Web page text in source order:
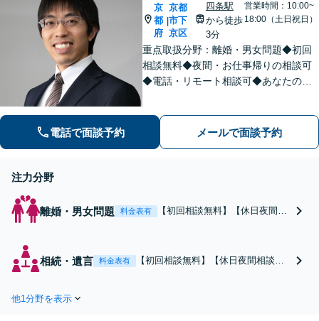
京
都
府
|
京都
市下
京区
四条駅
から徒歩
3分
営業時間：10:00~
18:00（土日祝日）
重点取扱分野：離婚・男女問題◆初回
相談無料◆夜間・お仕事帰りの相談可
◆電話・リモート相談可◆あなたの話
りやすく丁寧にご説明します。充実し
た人生を送るために、納得した解決策
電話で面談予約 メールで面談予約
注力分野
離婚・男女問題 料金表有
【初回相談無料】【休日夜間相
料、財産分与、婚姻費用、年金
分割でお困りの方はささいなこ
相続・遺言 料金表有
【初回相談無料】【休日夜間相談可
他1分野を表示